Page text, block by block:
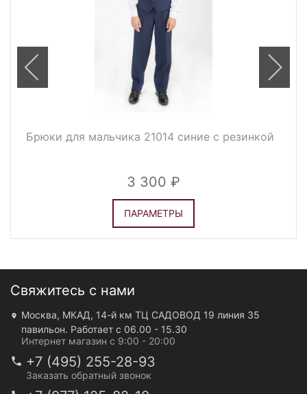
Брюки для мальчика 21014 синие с резинкой
3 300
ПАРАМЕТРЫ
Свяжитесь с нами
Москва, МКАД, 14-й км ТЦ САДОВОД 19 линия 35
павильон. Работает с 06.00 - 15.30
Интернет магазин с 9:00 - 20:00
+7 (495) 255-28-93
Заказать обратный звонок